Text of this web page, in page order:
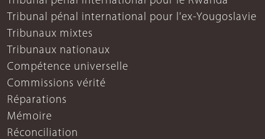
Tribunal pénal international pour l'ex-Yougoslavie
Tribunaux mixtes
Tribunaux nationaux
Compétence universelle
Commissions vérité
Réparations
Mémoire
Réconciliation